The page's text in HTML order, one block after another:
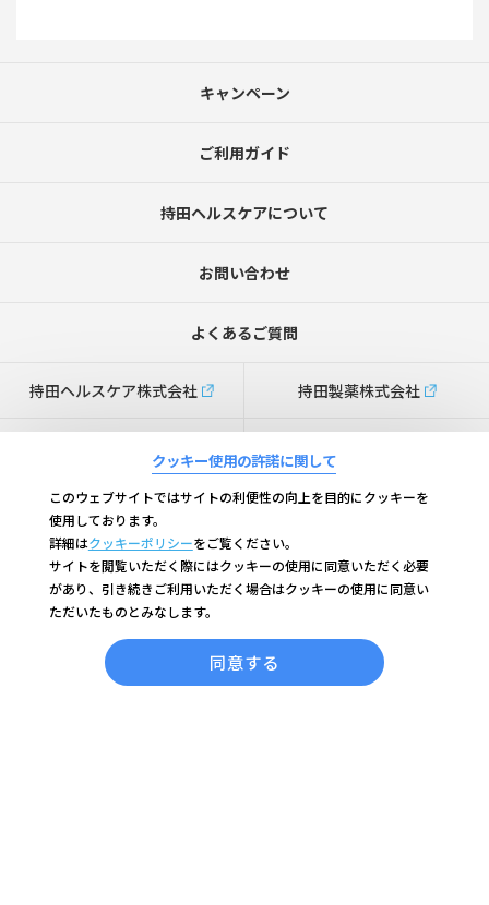
キャンペーン
ご利用ガイド
持田ヘルスケアについて
お問い合わせ
よくあるご質問
持田ヘルスケア株式会社 持田製薬株式会社
特定商取引法に基づく表記
個人情報の
Cookieの利用について
＜関連サイト＞
コラージュフルフル ブランドサイト
クッキー使用の許諾に関して
このウェブサイトではサイトの利便性の向上を目的にクッキーを
使用しております。
詳細はクッキーポリシーをご覧ください。
サイトを閲覧いただく際にはクッキーの使用に同意いただく必要
があり、引き続きご利用いただく場合はクッキーの使用に同意い
ただいたものとみなします。
同意する